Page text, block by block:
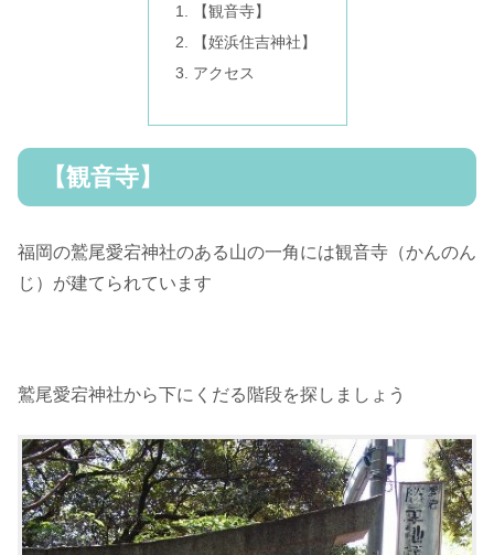
【観音寺】
【姪浜住吉神社】
アクセス
【観音寺】
福岡の鷲尾愛宕神社のある山の一角には観音寺（かんのん
じ）が建てられています
鷲尾愛宕神社から下にくだる階段を探しましょう